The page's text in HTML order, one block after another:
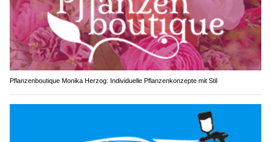
Pflanzenboutique Monika Herzog: Individuelle Pflanzenkonzepte mit Stil